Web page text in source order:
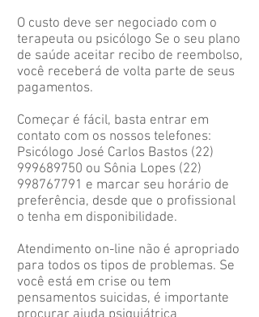
O custo deve ser negociado com o
terapeuta ou psicólogo Se o seu plano
de saúde aceitar recibo de reembolso,
você receberá de volta parte de seus
pagamentos.
Começar é fácil, basta entrar em
contato com os nossos telefones:
Psicólogo José Carlos Bastos (22)
999689750 ou Sônia Lopes (22)
998767791 e marcar seu horário de
preferência, desde que o profissional
o tenha em disponibilidade.
Atendimento on-line não é apropriado
para todos os tipos de problemas. Se
você está em crise ou tem
pensamentos suicidas, é importante